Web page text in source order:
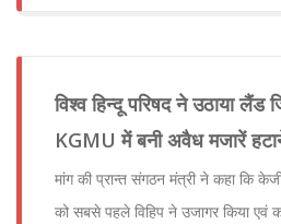
विश्व हिन्दू परिषद ने उठाया लैंड
KGMU में बनी अवैध मजारें
मांग की प्रान्त संगठन मंत्री ने कहा कि
को सबसे पहले विहिप ने उजागर किया एवं